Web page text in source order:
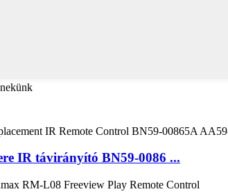
IR távirányító BN59-0086 ...